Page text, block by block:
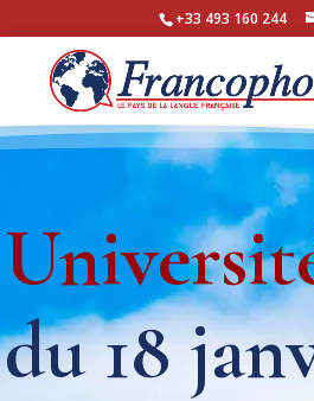
+33 493 160 244
du 18